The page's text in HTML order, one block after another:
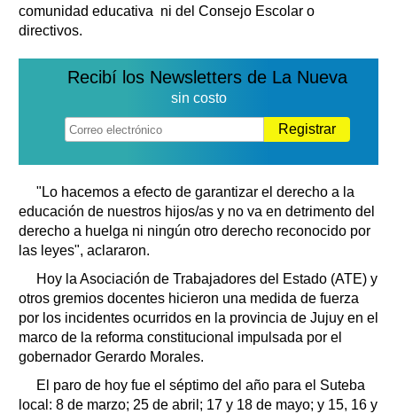
comunidad educativa ni del Consejo Escolar o
directivos.
Recibí los Newsletters de La Nueva
sin costo
Registrar
"Lo hacemos a efecto de garantizar el derecho a la
educación de nuestros hijos/as y no va en detrimento del
derecho a huelga ni ningún otro derecho reconocido por
las leyes", aclararon.
Hoy la Asociación de Trabajadores del Estado (ATE) y
otros gremios docentes hicieron una medida de fuerza
por los incidentes ocurridos en la provincia de Jujuy en el
marco de la reforma constitucional impulsada por el
gobernador Gerardo Morales.
El paro de hoy fue el séptimo del año para el Suteba
local: 8 de marzo; 25 de abril; 17 y 18 de mayo; y 15, 16 y